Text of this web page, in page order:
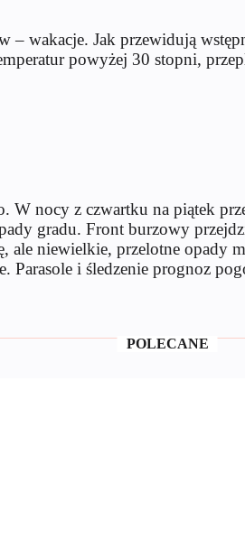
– wakacje. Jak przewidują
powyżej 30 stopni,
nocy z czwartku na piątek
gradu. Front burzowy
ale niewielkie, przelotne opady
i śledzenie prognoz
POLECANE